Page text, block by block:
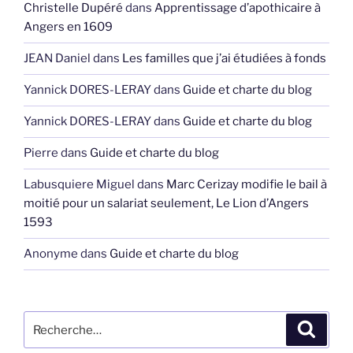
Christelle Dupéré dans Apprentissage d’apothicaire à
Angers en 1609
JEAN Daniel dans Les familles que j’ai étudiées à fonds
Yannick DORES-LERAYdans Guide et charte du blog
Yannick DORES-LERAYdans Guide et charte du blog
Pierre dans Guide et charte du blog
Labusquiere Miguel dans Marc Cerizay modifie le bail à
moitié pour un salariat seulement, Le Lion d’Angers
1593
Anonyme dans Guide et charte du blog
pour